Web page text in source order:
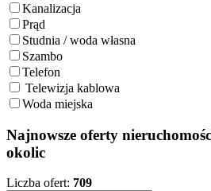
Kanalizacja
Prąd
Studnia / woda własna
Szambo
Telefon
Telewizja kablowa
Woda miejska
Najnowsze oferty
okolic
Liczba ofert: 709